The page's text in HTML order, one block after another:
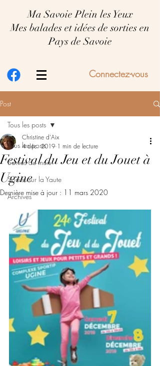
Ma Savoie Plein les Yeux
Mes balades et idées de sorties en
Pays de Savoie
Connectez-vous
Post
Tous les posts
Sorties du mois
Sorties sur la Yaute
Archives
Tous les posts
Festival du Jeu et du Jouet à
Ugine
Christine d'Aix
4 déc. 2019 1 min de lecture
Dernière mise à jour : 11 mars 2020